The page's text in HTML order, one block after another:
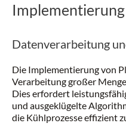
Implementierung
Datenverarbeitung
Die Implementierung von
Verarbeitung großer
Dies erfordert
und ausgeklügelte
die Kühlprozesse effizient